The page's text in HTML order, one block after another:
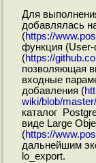
Для
добавлялась
(https://
функция (User-
(https://
позволяющая
входные
добавления (
wiki/blob/
каталог
виде Large
(https://
дальнейшим
lo_export.